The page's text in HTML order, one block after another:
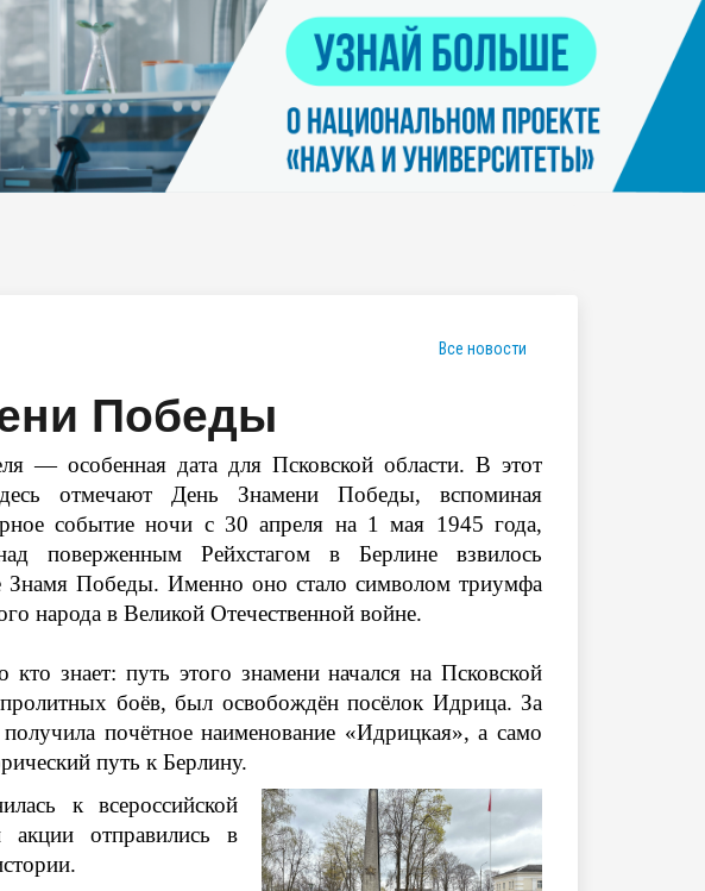
Контакты
качества образования
Нацпроект "Наука и университеты"
по решению вопросов
молодых студенческих
матерей (отцов) с детьми
Все новости
Победы
— особенная дата для Псковской области. В этот
отмечают День Знамени Победы, вспоминая
событие ночи с 30 апреля на 1 мая 1945 года,
поверженным Рейхстагом в Берлине взвилось
Знамя Победы. Именно оно стало символом триумфа
народа в Великой Отечественной войне.
кто знает: путь этого знамени начался на Псковской
боёв, был освобождён посёлок Идрица. За
почётное наименование «Идрицкая», а само
путь к Берлину.
к всероссийской
отправились в